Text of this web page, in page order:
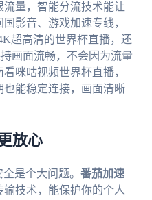
流量，智能分流技术能让
影音、游戏加速专线，
超高清的世界杯直播，还
画面流畅，不会因为流量
咪咕视频世界杯直播，
能稳定连接，画面清晰
放心
是个大问题。 番茄加速
技术，能保护你的个人